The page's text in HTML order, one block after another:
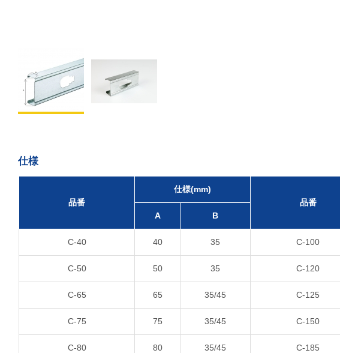
仕様
品番
仕様(mm)
品番
A
B
C-40 40 35 C-100
C-50 50 35 C-120
C-65 65 35/45 C-125
C-75 75 35/45 C-150
C-80 80 35/45 C-185